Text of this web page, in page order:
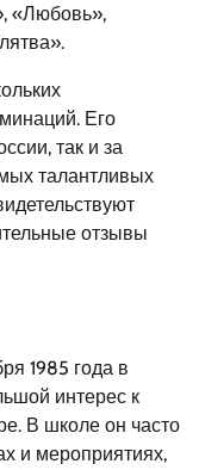
«Любовь»,
Его
так и за
талантливых
отзывы
1985 года в
интерес к
В школе он часто
и мероприятиях,